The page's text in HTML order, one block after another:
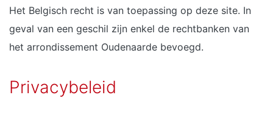
Het Belgisch recht is van toepassing op deze site. In
geval van een geschil zijn enkel de rechtbanken van
het arrondissement Oudenaarde bevoegd.
Privacybeleid